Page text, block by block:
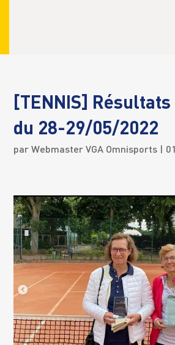
[TENNIS]
du 28-29/05/2022
parWebmaster VGA Omnisports |